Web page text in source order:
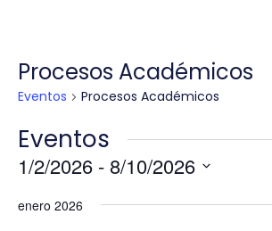
Procesos Académicos
Eventos Procesos Académicos
Eventos
1/2/2026 - 8/10/2026
la
enero 2026